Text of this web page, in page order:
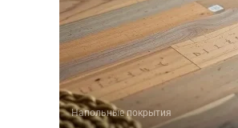
Напольные покрытия